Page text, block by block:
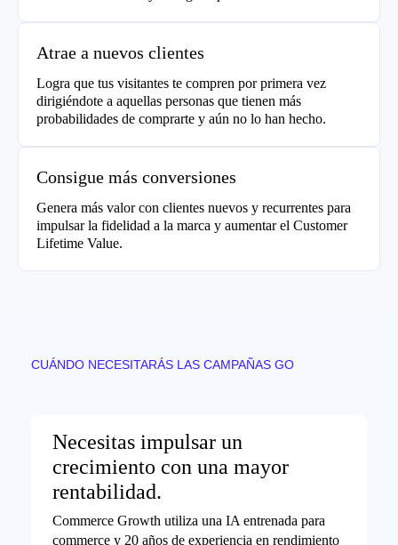
Atrae a nuevos clientes
Logra que tus visitantes te compren por primera vez
dirigiéndote a aquellas personas que tienen más
probabilidades de comprarte y aún no lo han hecho.
Consigue más conversiones
Genera más valor con clientes nuevos y recurrentes para
impulsar la fidelidad a la marca y aumentar el Customer
Lifetime Value.
CUÁNDO NECESITARÁS LAS CAMPAÑAS GO
Necesitas impulsar un
crecimiento con una mayor
rentabilidad.
Commerce Growth utiliza una IA entrenada para
commerce y 20 años de experiencia en rendimiento